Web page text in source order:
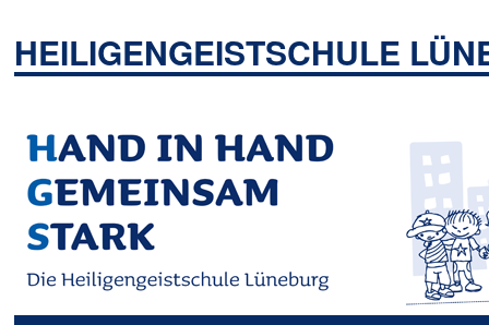
springen
HEILIGENGEISTSCHULE